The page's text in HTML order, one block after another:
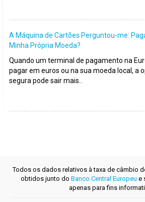
A Máquina de Cartões Perguntou-me:
Minha Própria Moeda?
Quando um terminal de pagamento na
pagar em euros ou na sua moeda local, a
segura pode sair mais..
Todos os dados relativos à taxa de câmbio
obtidos junto do Banco Central Europeu e
apenas para fins